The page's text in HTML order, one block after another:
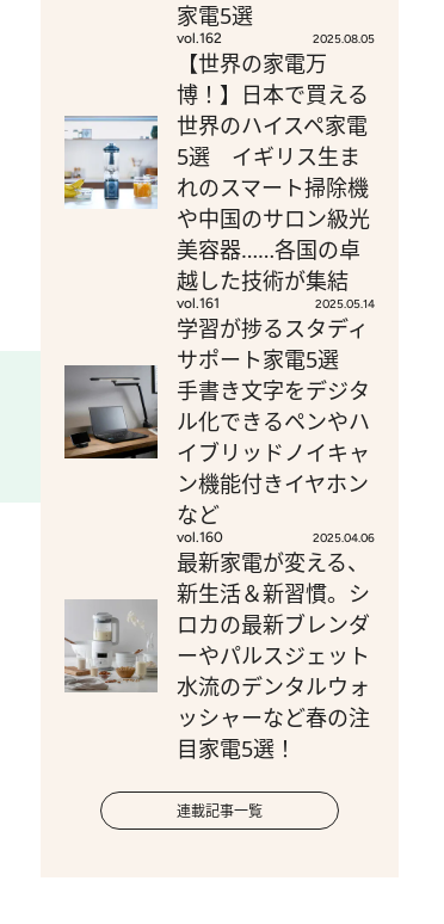
家電5選
vol.162 2025.08.05
【世界の家電万
博！】日本で買える
世界のハイスペ家電
5選 イギリス生ま
れのスマート掃除機
や中国のサロン級光
美容器……各国の卓
越した技術が集結
vol.161 2025.05.14
学習が捗るスタディ
サポート家電5選
手書き文字をデジタ
ル化できるペンやハ
イブリッドノイキャ
ン機能付きイヤホン
など
vol.160 2025.04.06
最新家電が変える、
新生活＆新習慣。シ
ロカの最新ブレンダ
ーやパルスジェット
水流のデンタルウォ
ッシャーなど春の注
目家電5選！
連載記事一覧